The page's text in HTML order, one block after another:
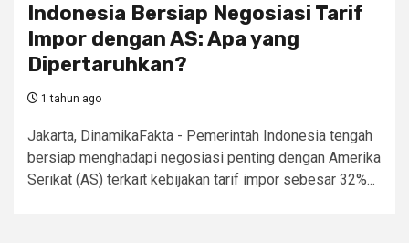
Indonesia Bersiap Negosiasi Tarif
Impor dengan AS: Apa yang
Dipertaruhkan?
1 tahun ago
Jakarta, DinamikaFakta - Pemerintah Indonesia tengah
bersiap menghadapi negosiasi penting dengan Amerika
Serikat (AS) terkait kebijakan tarif impor sebesar 32%...